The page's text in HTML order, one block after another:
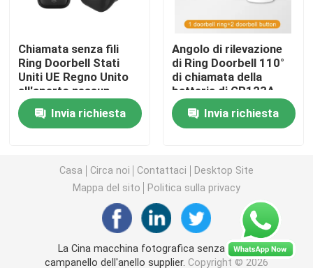
Incavo astuto di Wifi
Incavo astuto di Zigbee
Incavo astuto di Homekit
Commutatore senza fili auto-alimentato
Sensore di allarme intelligente
Chiamata senza fili
Ring Doorbell Stati
Uniti UE Regno Unito
all'aperto nessun
campanello
impermeabile auto-
alimentato fissante
Invia richiesta
Angolo di rilevazione
di Ring Doorbell 110°
di chiamata della
batteria di CR123A
per la vostra
sicurezza del collo
Invia richiesta
Casa Circa noi Contattaci
Desktop Site
Mappa del sito
Politica sulla privacy
La Cina macchina fotografica senza fili del
campanello dell'anello supplier. Copyright © 2026